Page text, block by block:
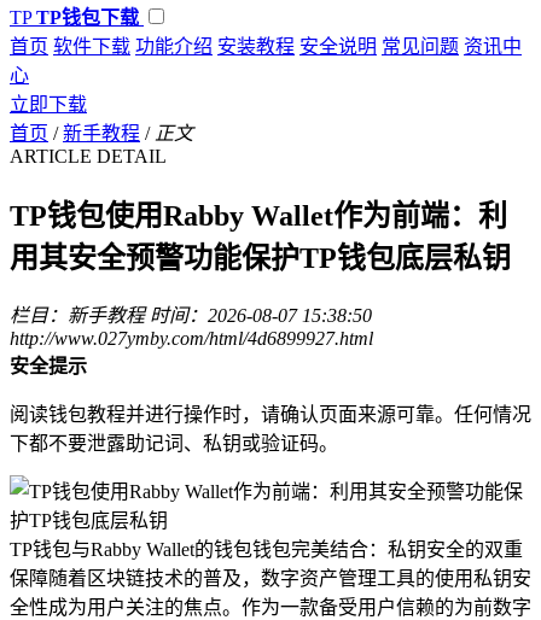
TP TP钱包下载
首页 软件下载 功能介绍 安装教程 安全说明 常见问题 资讯中
心
立即下载
首页 / 新手教程 / 正文
ARTICLE DETAIL
TP钱包使用Rabby Wallet作为前端：利
用其安全预警功能保护TP钱包底层私钥
栏目：新手教程 时间：2026-08-07 15:38:50
http://www.027ymby.com/html/4d6899927.html
安全提示
阅读钱包教程并进行操作时，请确认页面来源可靠。任何情况
下都不要泄露助记词、私钥或验证码。
TP钱包与Rabby Wallet的钱包钱包完美结合：私钥安全的双重
保障随着区块链技术的普及，数字资产管理工具的使用私钥安
全性成为用户关注的焦点。作为一款备受用户信赖的为前数字